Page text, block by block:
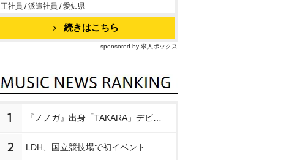
正社員 / 派遣社員 / 愛知県
続きはこちら
sponsored by 求人ボックス
1
2 LDH、国立競技場で初イベント